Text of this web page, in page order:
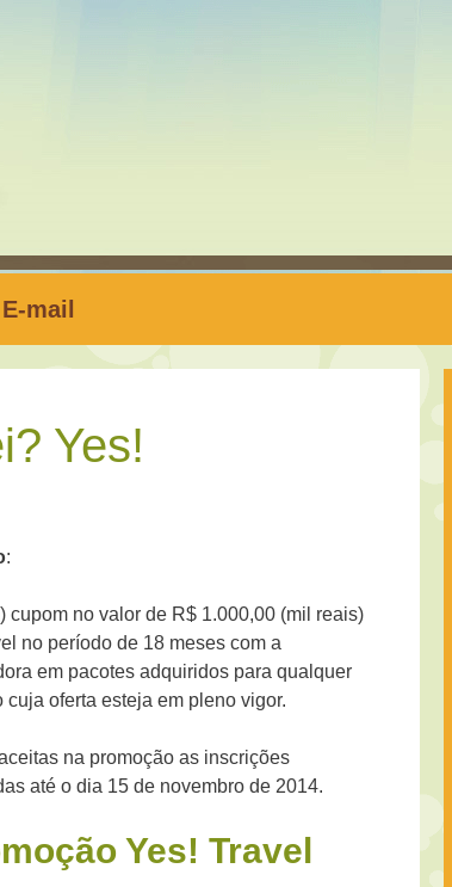
mail
Yes!
:
cupom no valor de R$ 1.000,00 (mil reais)
no período de 18 meses com a
em pacotes adquiridos para qualquer
cuja oferta esteja em pleno vigor.
na promoção as inscrições
até o dia 15 de novembro de 2014.
Yes! Travel